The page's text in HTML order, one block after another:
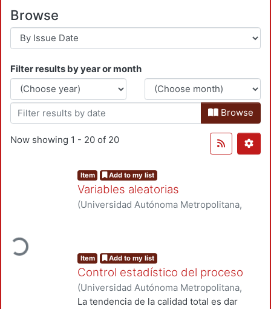
Browse
Filter results by year or month
Browse
Now showing 1 - 20 of 20
Loading...
Item Add to my list
Variables aleatorias
(Universidad Autónoma Metropolitana,
Ángel
Item Add to my list
Control estadístico del proceso
(Universidad Autónoma Metropolitana,
Unidad Azcapotzalco, División de Ciencias
La tendencia de la calidad total es dar